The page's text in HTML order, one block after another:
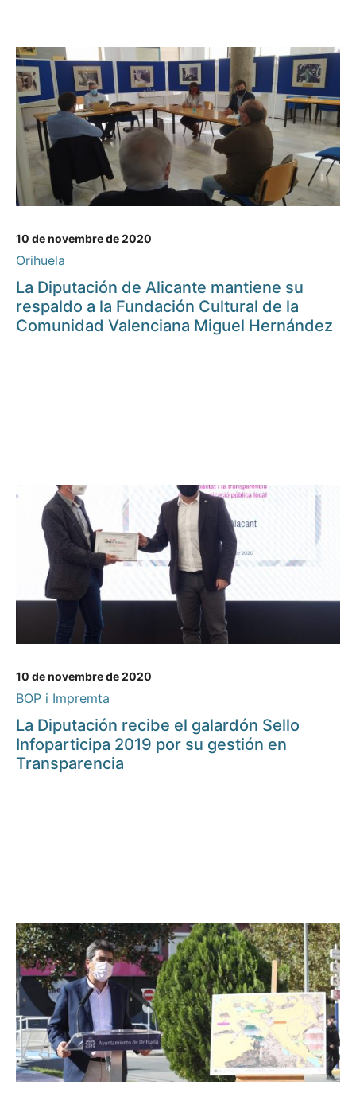
10 de novembre de 2020
Orihuela
La Diputación de Alicante mantiene su
respaldo a la Fundación Cultural de la
Comunidad Valenciana Miguel Hernández
10 de novembre de 2020
BOP i Impremta
La Diputación recibe el galardón Sello
Infoparticipa 2019 por su gestión en
Transparencia